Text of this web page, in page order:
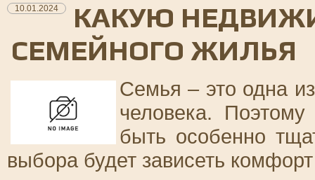
10.01.2024
КАКУЮ
СЕМЕЙНОГО ЖИЛЬЯ
Семья – это одна
человека.
быть особенно
выбора будет зависеть